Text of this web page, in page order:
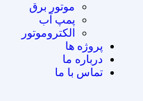
موتور برق
پمپ آب
الکتروموتور
پروژه ها
درباره ما
تماس با ما